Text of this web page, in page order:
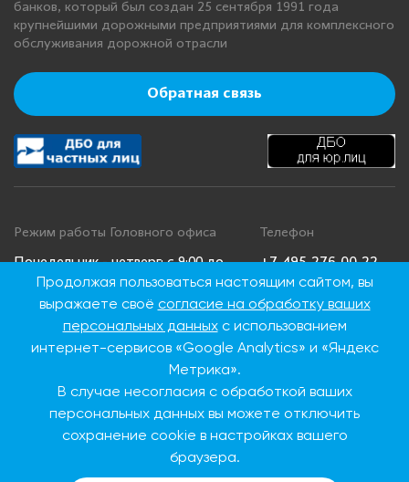
банков, который был создан 25 сентября 1991 года
крупнейшими дорожными предприятиями для комплексного
обслуживания дорожной отрасли
Обратная связь
Режим работы Головного офиса
Понедельник - четверг: с 9:00 до
18:00
Пятница: с 9:00 до 16:45
Суббота, воскресенье: выходные
дни
Телефон
+7 495 276 00 22
8 800 100 00 22
(Бесплатно по
России)
Адрес Головного офиса
115093, г. Москва, ул.
Дубининская, д. 86
Продолжая пользоваться настоящим сайтом, вы
выражаете своё согласие на обработку ваших
персональных данныхс использованием
интернет-сервисов «Google Analytics» и «Яндекс
Метрика».
В случае несогласия с обработкой ваших
персональных данных вы можете отключить
сохранение cookie в настройках вашего
браузера.